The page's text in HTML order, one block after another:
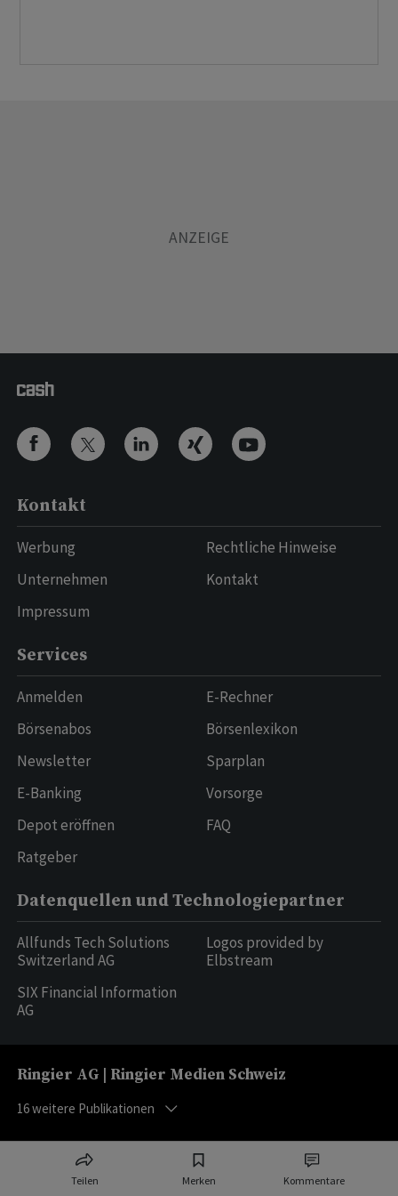
Teilen Merken Kommentare
Kontakt
Werbung
Unternehmen
Impressum
Rechtliche Hinweise
Kontakt
Services
Anmelden
Börsenabos
Newsletter
E-Banking
Depot eröffnen
Ratgeber
E-Rechner
Börsenlexikon
Sparplan
Vorsorge
FAQ
Datenquellen und Technologiepartner
Allfunds Tech Solutions
Switzerland AG
SIX Financial Information
AG
Logos provided by
Elbstream
Ringier AG | Ringier Medien Schweiz
16weitere Publikationen